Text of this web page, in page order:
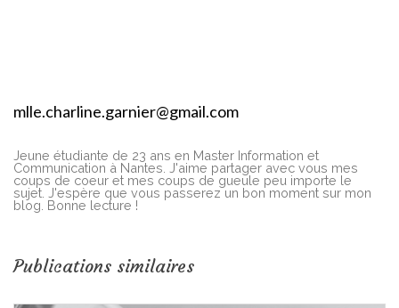
mlle.charline.garnier@gmail.com
Jeune étudiante de 23 ans en Master Information et
Communication à Nantes. J'aime partager avec vous mes
coups de coeur et mes coups de gueule peu importe le
sujet. J'espère que vous passerez un bon moment sur mon
blog. Bonne lecture !
Publications similaires